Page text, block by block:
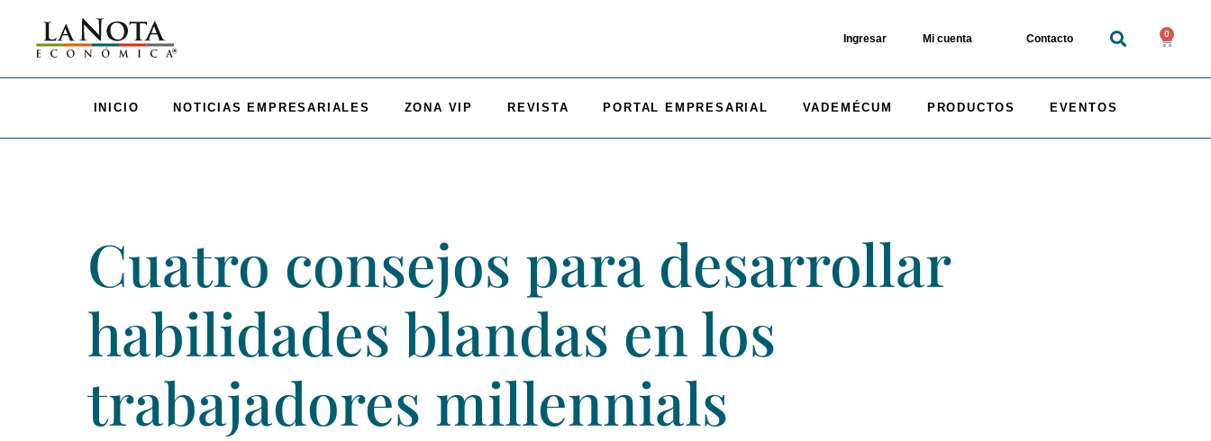
Ingresar Mi cuenta Contacto 0
INICIO NOTICIAS EMPRESARIALES ZONA VIP REVISTA PORTAL EMPRESARIAL VADEMÉCUM PRODUCTOS EVENTOS
Cuatro consejos para desarrollar
habilidades blandas en los
trabajadores millennials